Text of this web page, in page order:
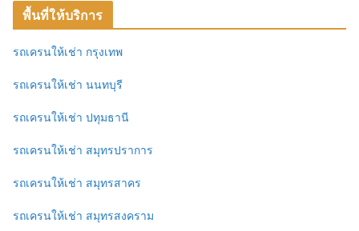
พื้นที่ให้บริการ
รถเครนให้เช่า กรุงเทพ
รถเครนให้เช่า นนทบุรี
รถเครนให้เช่า ปทุมธานี
รถเครนให้เช่า สมุทรปราการ
รถเครนให้เช่า สมุทรสาคร
รถเครนให้เช่า สมุทรสงคราม